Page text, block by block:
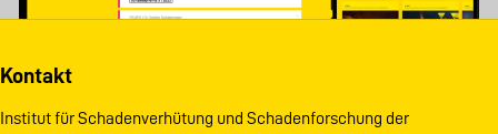
Kontakt
Institut für Schadenverhütung und Schadenforschung der